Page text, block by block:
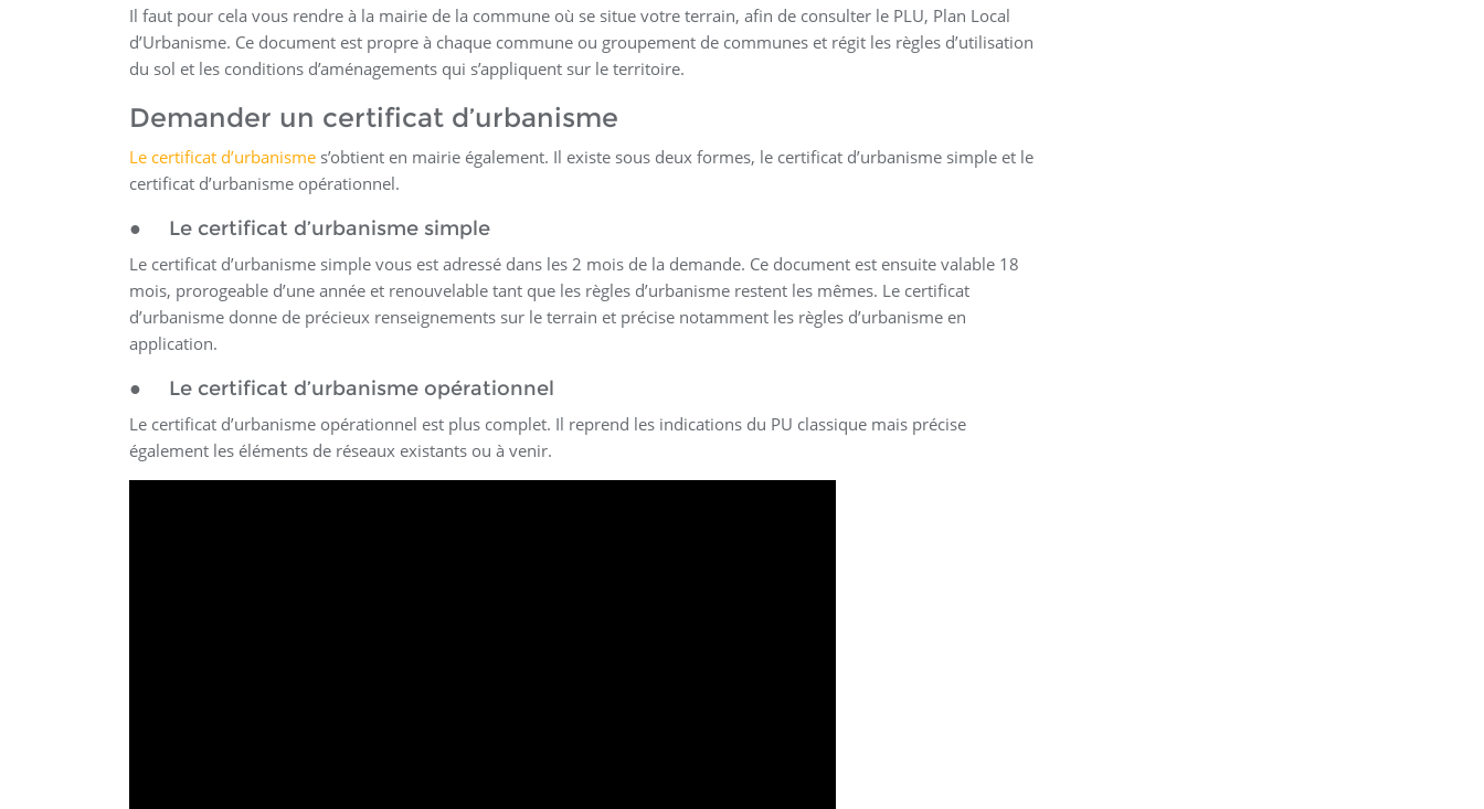
Il faut pour cela vous rendre à la mairie de la commune où se situe votre terrain, afin de consulter le PLU, Plan Local
d’Urbanisme. Ce document est propre à chaque commune ou groupement de communes et régit les règles d’utilisation
du sol et les conditions d’aménagements qui s’appliquent sur le territoire.
Demander un certificat d’urbanisme
Le certificat d’urbanisme s’obtient en mairie également. Il existe sous deux formes, le certificat d’urbanisme simple et le
certificat d’urbanisme opérationnel.
● Le certificat d’urbanisme simple
Le certificat d’urbanisme simple vous est adressé dans les 2 mois de la demande. Ce document est ensuite valable 18
mois, prorogeable d’une année et renouvelable tant que les règles d’urbanisme restent les mêmes. Le certificat
d’urbanisme donne de précieux renseignements sur le terrain et précise notamment les règles d’urbanisme en
application.
● Le certificat d’urbanisme opérationnel
Le certificat d’urbanisme opérationnel est plus complet. Il reprend les indications du PU classique mais précise
également les éléments de réseaux existants ou à venir.